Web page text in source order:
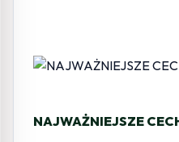
NAJWAŻNIEJSZE